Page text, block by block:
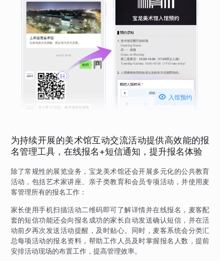
 入馆预约
为持续开展的美术馆互动交流活动提供高效能的报
名管理工具，在线报名+短信通知，提升报名体验
除了常规性的展览业务，宝龙美术馆还会开展多元化的公共教育
活动，包括艺术家讲座、亲子类教育和会员专项活动，并使用麦
客管理所有的报名工作：
家长使用手机扫描活动二维码即可了解详情并在线报名，麦客配
套的短信功能还会向报名成功的家长自动发送确认短信，并在活
动前夕再次发送活动提醒，及时贴心。同时，麦客系统会分类汇
总每项活动的报名资料，帮助工作人员及时掌握报名人数，提前
安排活动现场的布置工作，提高管理效率。